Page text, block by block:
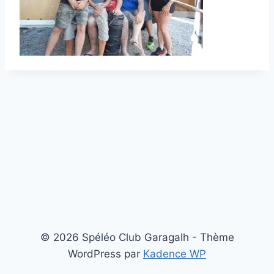
© 2026 Spéléo Club Garagalh - Thème
WordPress par Kadence WP